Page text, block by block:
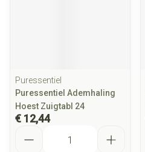
Puressentiel
Puressentiel Ademhaling
Hoest Zuigtabl 24
€ 12,44